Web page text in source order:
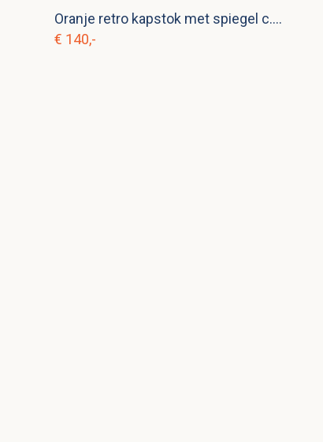
Oranje retro kapstok met spiegel c. m 1
€ 140,-